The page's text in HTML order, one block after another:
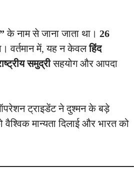
के नाम से जाना जाता था। 26
वर्तमान में, यह न केवलहिंद
समुद्रीसहयोग और आपदा
ट्राइडेंट ने दुश्मन के बड़े
वैश्विक मान्यता दिलाई और भारत को